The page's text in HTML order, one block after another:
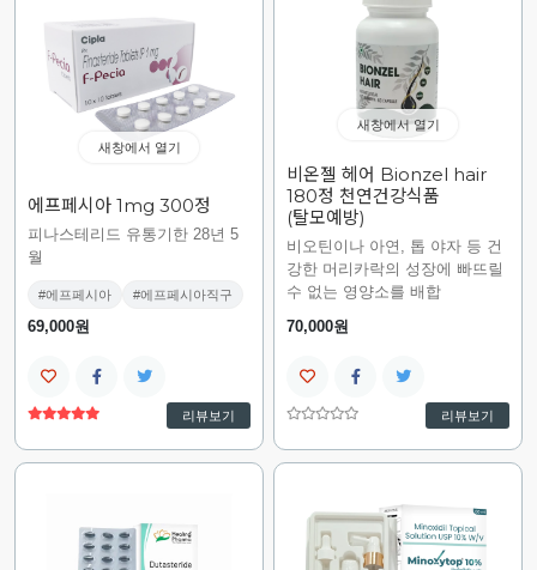
새창에서 열기
에프페시아 1mg 300정
피나스테리드 유통기한 28년 5
월
#에프페시아 #에프페시아직구
69,000원
리뷰보기
새창에서 열기
비온젤 헤어 Bionzel hair
180정 천연건강식품
(탈모예방)
비오틴이나 아연, 톱 야자 등 건
강한 머리카락의 성장에 빠뜨릴
수 없는 영양소를 배합
70,000원
리뷰보기